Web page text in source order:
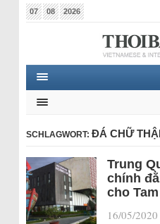
07 08 2026
SCHLAGWORT: ĐÁ CHỮ
Trung
chính
cho
16/05/2020